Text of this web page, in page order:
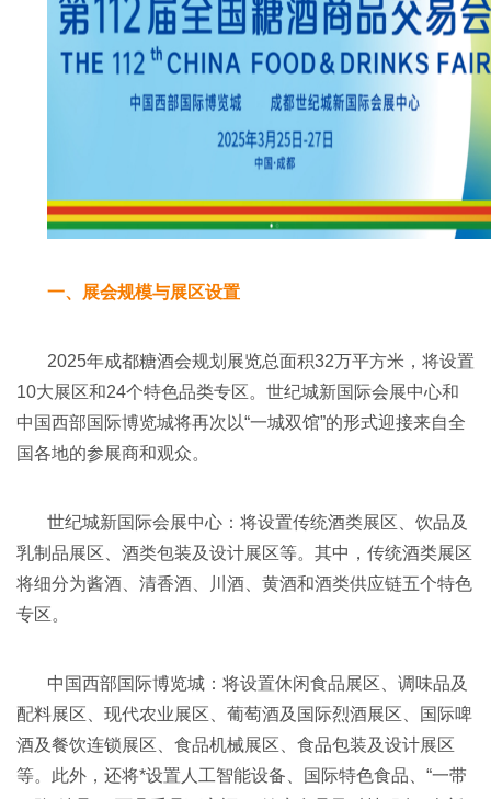
一、展会规模与展区设置
2025年成都糖酒会规划展览总面积32万平方米，将设置
10大展区和24个特色品类专区。世纪城新国际会展中心和
中国西部国际博览城将再次以“一城双馆”的形式迎接来自全
国各地的参展商和观众。
世纪城新国际会展中心：将设置传统酒类展区、饮品及
乳制品展区、酒类包装及设计展区等。其中，传统酒类展区
将细分为酱酒、清香酒、川酒、黄酒和酒类供应链五个特色
专区。
中国西部国际博览城：将设置休闲食品展区、调味品及
配料展区、现代农业展区、葡萄酒及国际烈酒展区、国际啤
酒及餐饮连锁展区、食品机械展区、食品包装及设计展区
等。此外，还将*设置人工智能设备、国际特色食品、“一带